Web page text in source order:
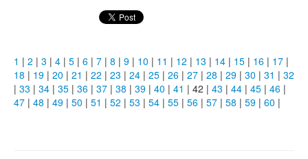
1 | 2 | 3 | 4 | 5 | 6 | 7 | 8 | 9 | 10 | 11 | 12 | 13 | 14 | 15 | 16 | 17 |
18 | 19 | 20 | 21 | 22 | 23 | 24 | 25 | 26 | 27 | 28 | 29 | 30 | 31 | 32
| 33 | 34 | 35 | 36 | 37 | 38 | 39 | 40 | 41 | 42 | 43 | 44 | 45 | 46 |
47 | 48 | 49 | 50 | 51 | 52 | 53 | 54 | 55 | 56 | 57 | 58 | 59 | 60 |